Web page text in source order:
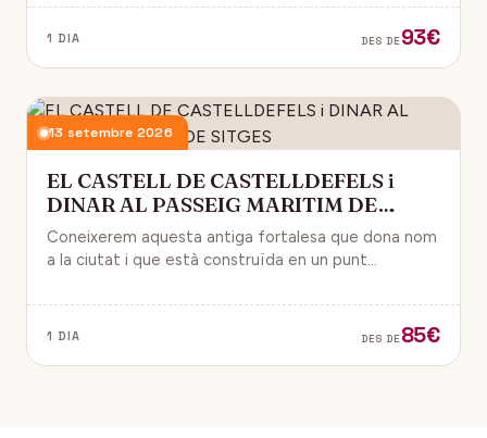
1 DIA DES DE 93€
13 setembre 2026
EL CASTELL DE CASTELLDEFELS i
DINAR AL PASSEIG MARITIM DE
SITGES
Coneixerem aquesta antiga fortalesa que dona nom
a la ciutat i que està construïda en un punt
1 DIA DES DE 85€